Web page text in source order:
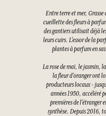
Entre terre et mer,
cueillette des fleurs à
des gantiers utilisait déjà
leurs cuirs. L’essor de la
plantes à parfum en
La rose de mai, le jasmin,
la fleur d’oranger ont
producteurs locaux -
années 1950, accéléré
premières de l’étranger
synthèse. Depuis 2016,